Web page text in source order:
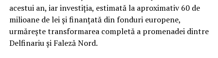
acestui an, iar investiția, estimată la aproximativ 60 de
milioane de lei și finanțată din fonduri europene,
urmărește transformarea completă a promenadei dintre
Delfinariu și Faleză Nord.